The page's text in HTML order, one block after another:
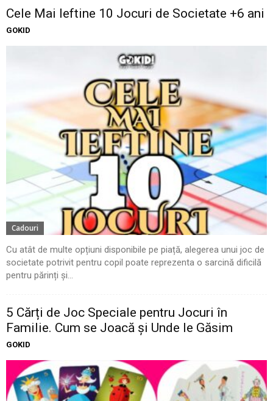
Cele Mai Ieftine 10 Jocuri de Societate +6 ani
GOKID
Cadouri
Cu atât de multe opțiuni disponibile pe piață, alegerea unui joc de
societate potrivit pentru copil poate reprezenta o sarcină dificilă
pentru părinți și...
5 Cărți de Joc Speciale pentru Jocuri în
Familie. Cum se Joacă și Unde le Găsim
GOKID